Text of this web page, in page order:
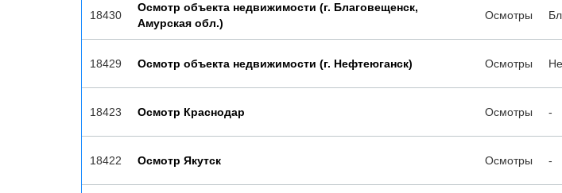
18430
Осмотр объекта недвижимости (г. Благовещенск,
Амурская обл.)
Осмотры
18429 Осмотр объекта недвижимости (г. Нефтеюганск) Осмотры
18423 Осмотр Краснодар Осмотры -
18422 Осмотр Якутск Осмотры -